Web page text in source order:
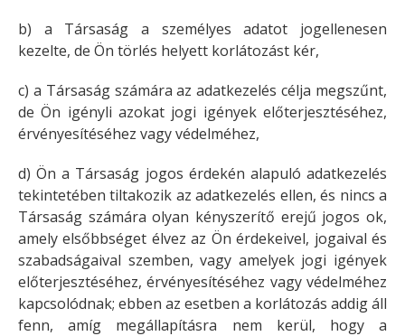
b) a Társaság a személyes adatot jogellenesen
kezelte, de Ön törlés helyett korlátozást kér,
c) a Társaság számára az adatkezelés célja megszűnt,
de Ön igényli azokat jogi igények előterjesztéséhez,
érvényesítéséhez vagy védelméhez,
d) Ön a Társaság jogos érdekén alapuló adatkezelés
tekintetében tiltakozik az adatkezelés ellen, és nincs a
Társaság számára olyan kényszerítő erejű jogos ok,
amely elsőbbséget élvez az Ön érdekeivel, jogaival és
szabadságaival szemben, vagy amelyek jogi igények
előterjesztéséhez, érvényesítéséhez vagy védelméhez
kapcsolódnak; ebben az esetben a korlátozás addig áll
fenn, amíg megállapításra nem kerül, hogy a